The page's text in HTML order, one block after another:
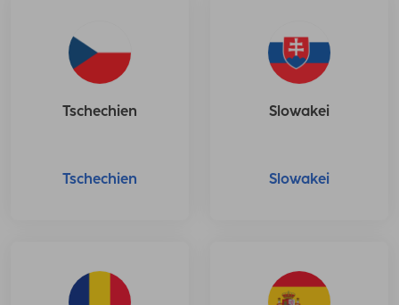
Tschechien
Tschechien
Slowakei
Slowakei